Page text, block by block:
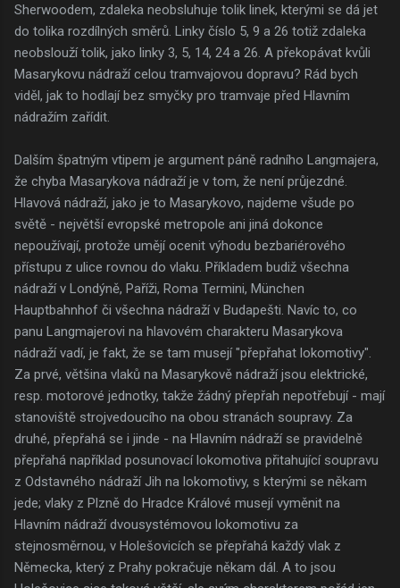
Sherwoodem, zdaleka neobsluhuje tolik linek, kterými se dá jet
do tolika rozdílných směrů. Linky číslo 5, 9 a 26 totiž zdaleka
neobslouží tolik, jako linky 3, 5, 14, 24 a 26. A překopávat kvůli
Masarykovu nádraží celou tramvajovou dopravu? Rád bych
viděl, jak to hodlají bez smyčky pro tramvaje před Hlavním
nádražím zařídit.
Dalším špatným vtipem je argument páně radního Langmajera,
že chyba Masarykova nádraží je v tom, že není průjezdné.
Hlavová nádraží, jako je to Masarykovo, najdeme všude po
světě - největší evropské metropole ani jiná dokonce
nepoužívají, protože umějí ocenit výhodu bezbariérového
přístupu z ulice rovnou do vlaku. Příkladem budiž všechna
nádraží v Londýně, Paříži, Roma Termini, München
Hauptbahnhof či všechna nádraží v Budapešti. Navíc to, co
panu Langmajerovi na hlavovém charakteru Masarykova
nádraží vadí, je fakt, že se tam musejí "přepřahat lokomotivy".
Za prvé, většina vlaků na Masarykově nádraží jsou elektrické,
resp. motorové jednotky, takže žádný přepřah nepotřebují - mají
stanoviště strojvedoucího na obou stranách soupravy. Za
druhé, přepřahá se i jinde - na Hlavním nádraží se pravidelně
přepřahá například posunovací lokomotiva přitahující soupravu
z Odstavného nádraží Jih na lokomotivy, s kterými se někam
jede; vlaky z Plzně do Hradce Králové musejí vyměnit na
Hlavním nádraží dvousystémovou lokomotivu za
stejnosměrnou, v Holešovicích se přepřahá každý vlak z
Německa, který z Prahy pokračuje někam dál. A to jsou